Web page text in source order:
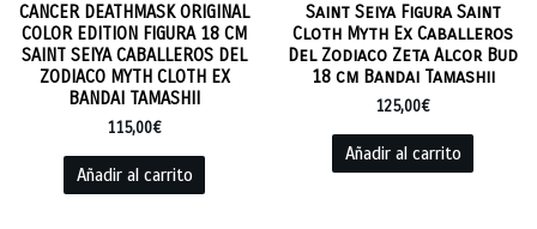
CANCER DEATHMASK ORIGINAL
COLOR EDITION FIGURA 18 CM
SAINT SEIYA CABALLEROS DEL
ZODIACO MYTH CLOTH EX
BANDAI TAMASHII
115,00€
Añadir al carrito
Saint Seiya Figura Saint
Cloth Myth Ex Caballeros
Del Zodiaco Zeta Alcor Bud
18 cm Bandai Tamashii
125,00€
Añadir al carrito